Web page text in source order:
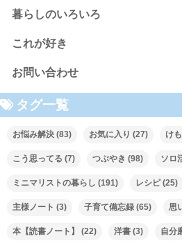
暮らしのいろいろ
これが好き
お問い合わせ
タグ一覧
お悩み解決 (83) お気に入り (27) け
こう思ってる (7) つぶやき (98) ソロ
ミニマリストの暮らし (191) レシピ(25)
主様ノート (3) 子育て備忘録 (65) 思
本【読書ノート】 (22) 洋書 (3) 自分